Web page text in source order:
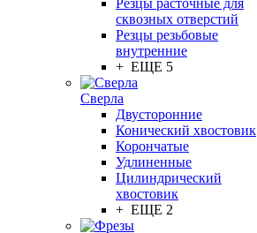
Резцы расточные для
сквозных отверстий
Резцы резьбовые
внутренние
+ ЕЩЕ 5
Сверла
Двусторонние
Конический хвостовик
Корончатые
Удлиненные
Цилиндрический
хвостовик
+ ЕЩЕ 2